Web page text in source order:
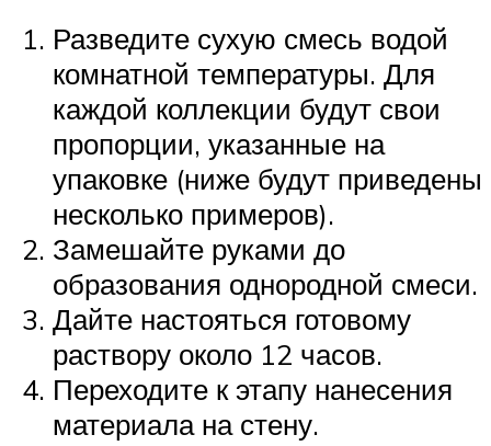
Разведите сухую смесь водой
комнатной температуры. Для
каждой коллекции будут свои
пропорции, указанные на
упаковке (ниже будут приведены
несколько примеров).
Замешайте руками до
образования однородной смеси.
Дайте настояться готовому
раствору около 12 часов.
Переходите к этапу нанесения
материала на стену.